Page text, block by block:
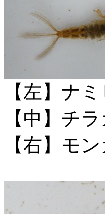
【左】ナ
【中】チ
【右】モ